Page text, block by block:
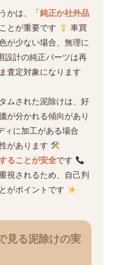
かは、「純正か社外品
とが重要です
車買
が少ない場合、無理に
設計の純正パーツは再
査定対象になります
ムされた泥除けは、好
が分かれる傾向があり
ィに加工がある場合
があります
ることが安全です
視されるため、自己判
がポイントです
見る泥除けの実